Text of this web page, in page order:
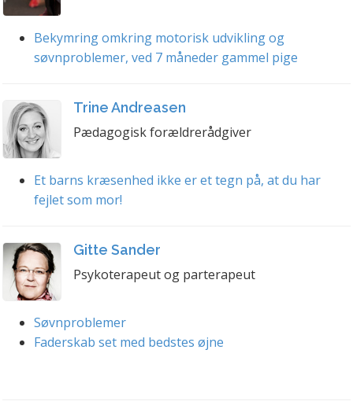
Bekymring omkring motorisk udvikling og
søvnproblemer, ved 7 måneder gammel pige
Trine Andreasen
Pædagogisk forældrerådgiver
Et barns kræsenhed ikke er et tegn på, at du har
fejlet som mor!
Gitte Sander
Psykoterapeut og parterapeut
Søvnproblemer
Faderskab set med bedstes øjne